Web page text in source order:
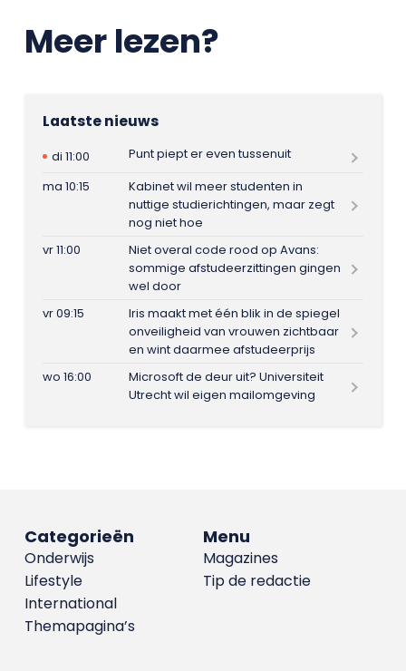
Meer lezen?
Laatste nieuws
di 11:00
Punt piept er even tussenuit
ma 10:15
Kabinet wil meer studenten in
nuttige studierichtingen, maar zegt
nog niet hoe
vr 11:00
Niet overal code rood op Avans:
sommige afstudeerzittingen gingen
wel door
vr 09:15
Iris maakt met één blik in de spiegel
onveiligheid van vrouwen zichtbaar
en wint daarmee afstudeerprijs
wo 16:00
Microsoft de deur uit? Universiteit
Utrecht wil eigen mailomgeving
Menu
Magazines
Tip de redactie
Categorieën
Onderwijs
Lifestyle
International
Themapagina’s